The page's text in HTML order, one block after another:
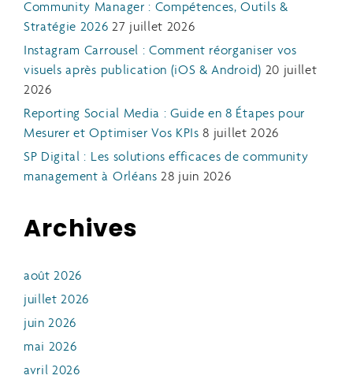
Community Manager : Compétences, Outils &
Stratégie 2026 27 juillet 2026
Instagram Carrousel : Comment réorganiser vos
visuels après publication (iOS & Android) 20 juillet
2026
Reporting Social Media : Guide en 8 Étapes pour
Mesurer et Optimiser Vos KPIs 8 juillet 2026
SP Digital : Les solutions efficaces de community
management à Orléans 28 juin 2026
Archives
août 2026
juillet 2026
juin 2026
mai 2026
avril 2026